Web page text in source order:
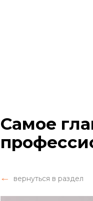
Самое
вернуться в раздел